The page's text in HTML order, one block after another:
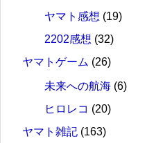
ヤマト感想 (19)
2202感想 (32)
ヤマトゲーム (26)
未来への航海 (6)
ヒロレコ (20)
ヤマト雑記 (163)